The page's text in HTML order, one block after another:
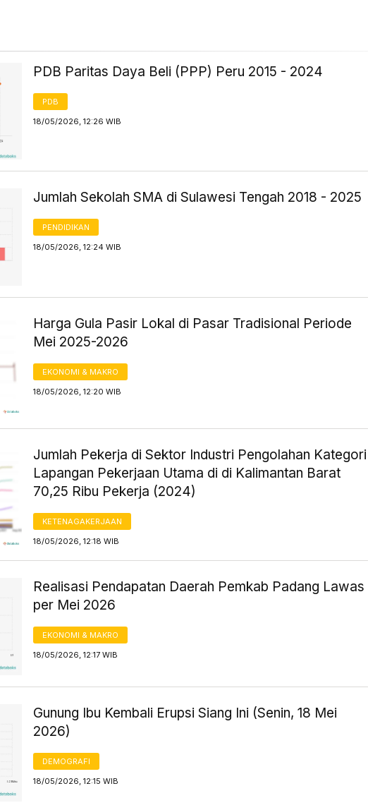
PDB Paritas Daya Beli (PPP) Peru 2015 - 2024
PDB
18/05/2026, 12:26 WIB
Jumlah Sekolah SMA di Sulawesi Tengah 2018 - 2025
PENDIDIKAN
18/05/2026, 12:24 WIB
Harga Gula Pasir Lokal di Pasar Tradisional Periode
Mei 2025-2026
EKONOMI & MAKRO
18/05/2026, 12:20 WIB
Jumlah Pekerja di Sektor Industri Pengolahan Kategori
Lapangan Pekerjaan Utama di di Kalimantan Barat
70,25 Ribu Pekerja (2024)
KETENAGAKERJAAN
18/05/2026, 12:18 WIB
Realisasi Pendapatan Daerah Pemkab Padang Lawas
per Mei 2026
EKONOMI & MAKRO
18/05/2026, 12:17 WIB
Gunung Ibu Kembali Erupsi Siang Ini (Senin, 18 Mei
2026)
DEMOGRAFI
18/05/2026, 12:15 WIB